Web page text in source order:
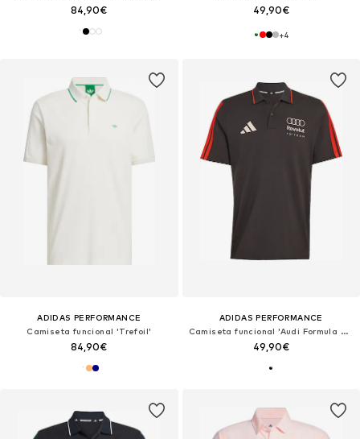
84,90€ 49,90€
+4
ADIDAS PERFORMANCE
Camiseta funcional 'Trefoil'
84,90€
ADIDAS PERFORMANCE
Camiseta funcional 'Audi Formula One Team DNA'
49,90€